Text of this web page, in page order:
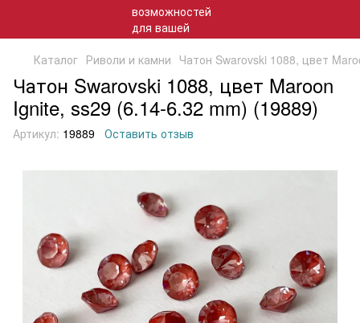
Каталог Риволи и камни Чатон Swarovski 1088, цвет
Чатон Swarovski 1088, цвет Maroon
Ignite, ss29 (6.14-6.32 mm) (19889)
Артикул: 19889 Оставить отзыв